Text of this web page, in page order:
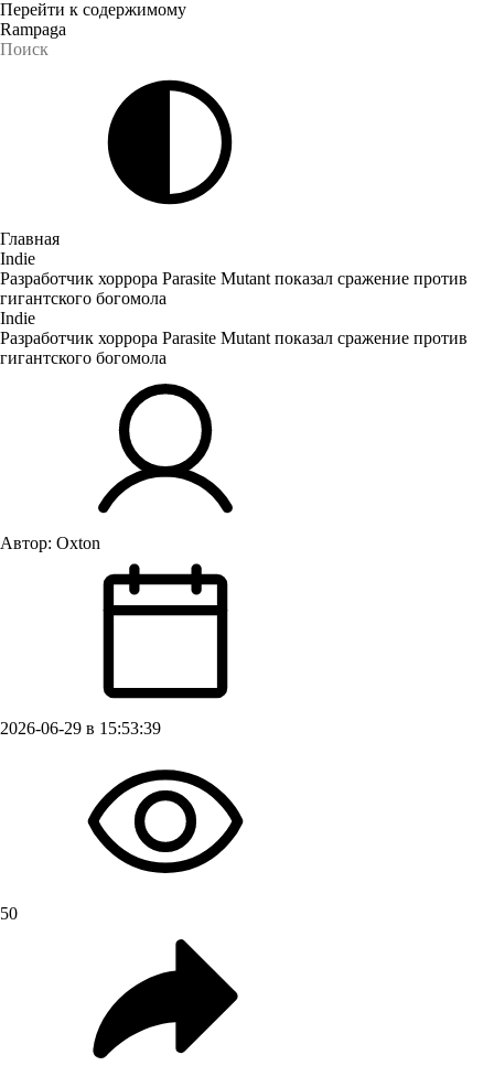
Перейти к содержимому
Rampaga
Главная
Indie
Разработчик хоррора Parasite Mutant показал сражение против
гигантского богомола
Indie
Разработчик хоррора Parasite Mutant показал сражение против
гигантского богомола
Автор: Oxton
2026-06-29 в 15:53:39
50